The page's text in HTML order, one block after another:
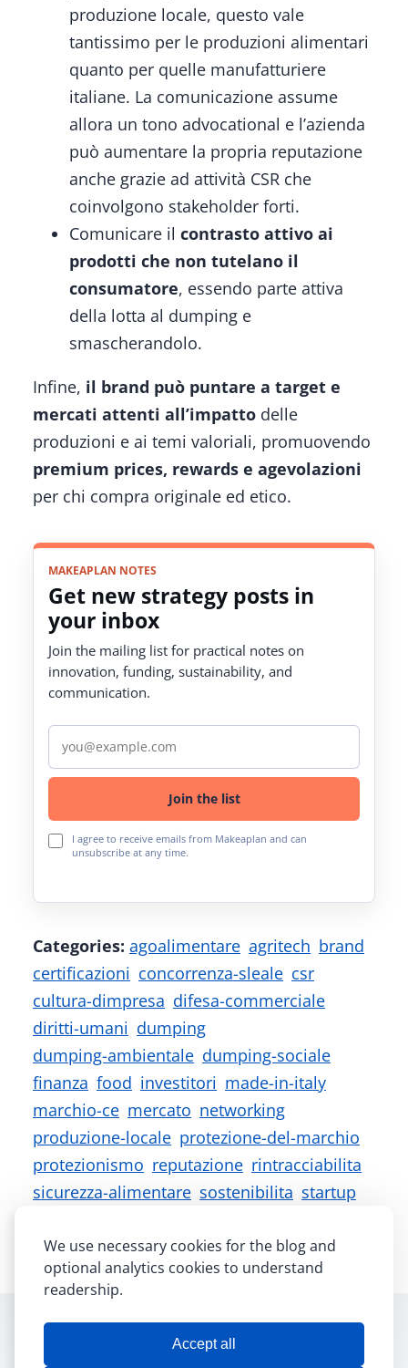
We use necessary cookies for the blog and
optional analytics cookies to understand
readership.
Accept all
produzione locale, questo vale
tantissimo per le produzioni alimentari
quanto per quelle manufatturiere
italiane. La comunicazione assume
allora un tono advocational e l’azienda
può aumentare la propria reputazione
anche grazie ad attività CSR che
coinvolgono stakeholder forti.
Comunicare il contrasto attivo ai
prodotti che non tutelano il
consumatore, essendo parte attiva
della lotta al dumping e
smascherandolo.
Infine, il brand può puntare a target e
mercati attenti all’impatto delle
produzioni e ai temi valoriali, promuovendo
premium prices, rewards e agevolazioni
per chi compra originale ed etico.
MAKEAPLAN NOTES
Get new strategy posts in
your inbox
Join the mailing list for practical notes on
innovation, funding, sustainability, and
communication.
Email address
Join the list
I agree to receive emails from Makeaplan and can
unsubscribe at any time.
Categories: agoalimentare agritech brand
certificazioni concorrenza-sleale csr
cultura-dimpresa difesa-commerciale
diritti-umani dumping
dumping-ambientale dumping-sociale
finanza food investitori made-in-italy
marchio-ce mercato networking
produzione-locale protezione-del-marchio
protezionismo reputazione rintracciabilita
sicurezza-alimentare sostenibilita startup
varieta-regionale
© 2026 BBDF Consulting Ltd. All rights reserved.